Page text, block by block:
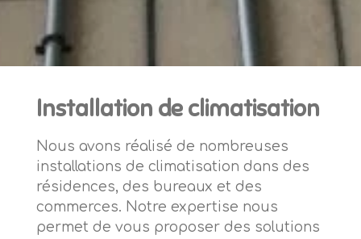
Installation de climatisation
Nous avons réalisé de nombreuses
installations de climatisation dans des
résidences, des bureaux et des
commerces. Notre expertise nous
permet de vous proposer des solutions